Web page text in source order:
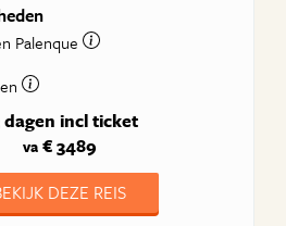
Palenque
dagen incl ticket
va€ 3489
DEZE REIS